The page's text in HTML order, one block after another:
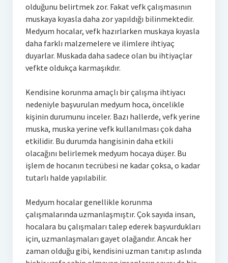
olduğunu belirtmek zor. Fakat vefk çalışmasının
muskaya kıyasla daha zor yapıldığı bilinmektedir.
Medyum hocalar, vefk hazırlarken muskaya kıyasla
daha farklı malzemelere ve ilimlere ihtiyaç
duyarlar. Muskada daha sadece olan bu ihtiyaçlar
vefkte oldukça karmaşıkdır.
Kendisine korunma amaçlı bir çalışma ihtiyacı
nedeniyle başvurulan medyum hoca, öncelikle
kişinin durumunu inceler. Bazı hallerde, vefk yerine
muska, muska yerine vefk kullanılması çok daha
etkilidir. Bu durumda hangisinin daha etkili
olacağını belirlemek medyum hocaya düşer. Bu
işlem de hocanın tecrübesi ne kadar çoksa, o kadar
tutarlı halde yapılabilir.
Medyum hocalar genellikle korunma
çalışmalarında uzmanlaşmıştır. Çok sayıda insan,
hocalara bu çalışmaları talep ederek başvurdukları
için, uzmanlaşmaları gayet olağandır. Ancak her
zaman olduğu gibi, kendisini uzman tanıtıp aslında